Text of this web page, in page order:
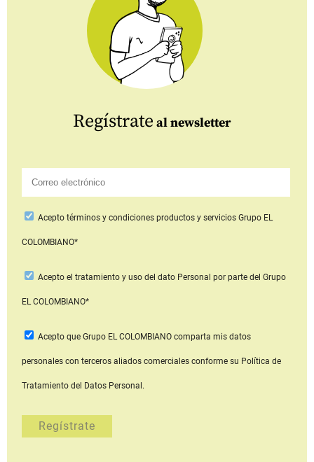
Regístrate al newsletter
Aceptotérminos y condiciones productos y serviciosGrupo EL
COLOMBIANO*
Acepto el tratamiento y uso del dato Personal por parte del Grupo
EL COLOMBIANO*
Acepto que Grupo EL COLOMBIANOcomparta mis datos
personales con terceros aliados comerciales conforme su Política de
Tratamiento del Datos Personal.